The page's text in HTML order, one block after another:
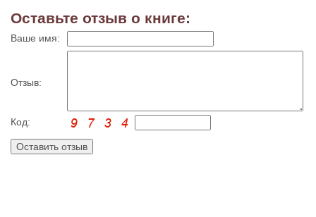
Оставьте отзыв о книге:
Ваше имя:
Отзыв:
Код: